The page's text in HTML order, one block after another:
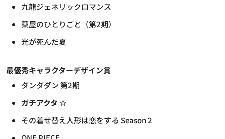
九龍ジェネリックロマンス
薬屋のひとりごと（第2期）
光が死んだ夏
最優秀キャラクターデザイン賞
ダンダダン 第2期
ガチアクタ ☆
その着せ替え人形は恋をする Season 2